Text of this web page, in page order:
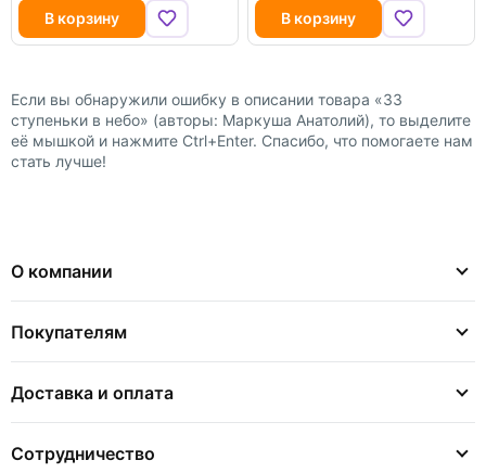
В корзину В корзину
Если вы обнаружили ошибку в описании товара «33
ступеньки в небо» (авторы: Маркуша Анатолий), то выделите
её мышкой и нажмите Ctrl+Enter. Спасибо, что помогаете нам
стать лучше!
О компании
Покупателям
Доставка и оплата
Сотрудничество